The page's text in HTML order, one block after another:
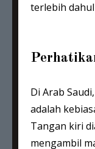
terlebih
Di Arab
adalah
Tangan kiri
mengambil